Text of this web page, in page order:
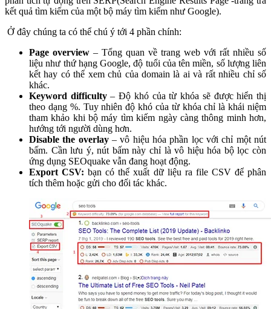
kết quả tìm kiếm của một bộ máy tìm kiếm như Google).
Ở đây chúng ta có thể chú ý tới 4 phần chính:
Page overview – Tổng quan về trang web với rất nhiều số
liệu như thứ hạng Google, độ tuổi của tên miền, số lượng liên
kết hay có thể xem chủ của domain là ai và rất nhiều chỉ số
khác.
Keyword difficulty– Độ khó của từ khóa sẽ được hiển thị
theo dạng %. Tuy nhiên độ khó của từ khóa chỉ là khái niệm
tham khảo khi bộ máy tìm kiếm ngày càng thông minh hơn,
hướng tới người dùng hơn.
Disable the overlay– vô hiệu hóa phần lọc với chỉ một nút
bấm. Cần lưu ý, nút bấm này chỉ là vô hiệu hóa bộ lọc còn
ứng dụng SEOquake vẫn đang hoạt động.
Export CSV: bạn có thể xuất dữ liệu ra file CSV để phân
tích thêm hoặc gửi cho đối tác khác.